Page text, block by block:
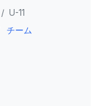
/ U-11
チーム